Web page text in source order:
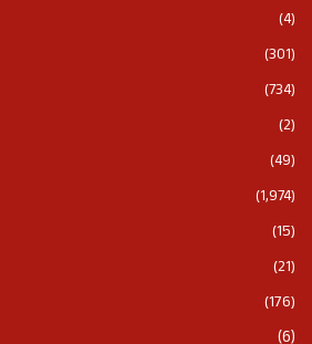
(4)
(301)
(734)
(2)
(49)
(1,974)
(15)
(21)
(176)